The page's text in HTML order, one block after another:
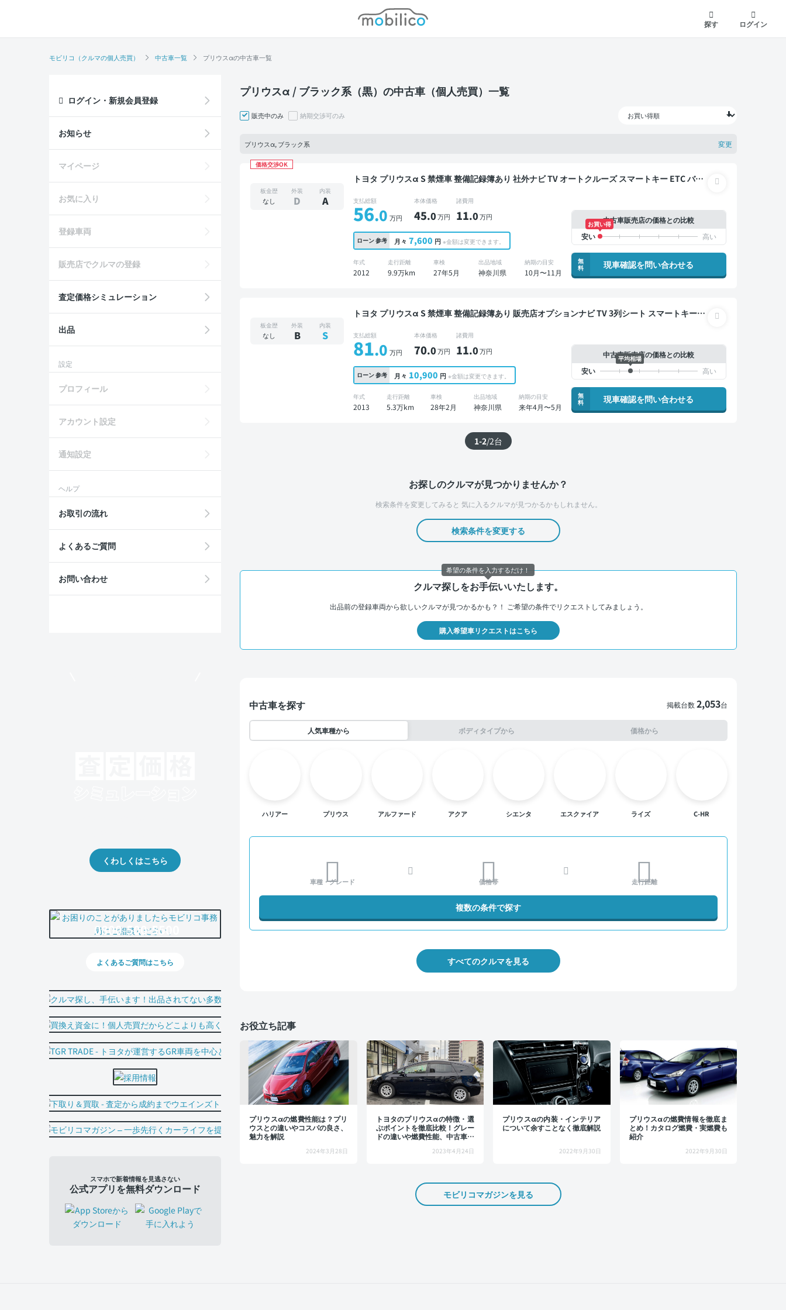
モビリコ
探す
ログイン
モビリコ（クルマの個人売買） 中古車一覧 プリウスαの中古車一覧
プリウスα / ブラック系（黒）の中古車（個人売買）一覧
販売中のみ 納期交渉可のみ
プリウスα, ブラック系 変更
価格交渉OK
トヨタ プリウスα S 禁煙車 整備記録簿あり 社外ナビ TV オートクルーズ スマートキー ETC バッ
板金歴
なし
外装
D
内装
A 支払総額
56.0 万円
本体価格
45.0万円
諸費用
11.0万円
ローン参考 月々 7,600 円 ※金額は変更できます。
年式
2012
走行距離
9.9万km
車検
27年5月
出品地域
神奈川県
納期の目安
10月〜11月
中古車販売店の価格との比較
お買い得
無
料
現車確認を問い合わせる
トヨタ プリウスα S 禁煙車 整備記録簿あり 販売店オプションナビ TV 3列シート スマートキー
板金歴
なし
外装
B
内装
S 支払総額
81.0 万円
本体価格
70.0万円
諸費用
11.0万円
ローン参考 月々 10,900 円 ※金額は変更できます。
年式
2013
走行距離
5.3万km
車検
28年2月
出品地域
神奈川県
納期の目安
来年4月〜5月
中古車販売店の価格との比較
平均相場
無
料
現車確認を問い合わせる
1-2/2台
お探しのクルマが見つかりませんか？
検索条件を変更してみると 気に入るクルマが見つかるかもしれません。
検索条件を変更する
クルマ探しをお手伝いいたします。
出品前の登録車両から欲しいクルマが見つかるかも？！ ご希望の条件でリクエストしてみましょう。
購入希望車リクエストはこちら
中古車を探す 掲載台数2,053台
人気車種から ボディタイプから 価格から
ハリアー プリウス アルファード アクア シエンタ エスクァイア ライズ C-HR
車種・グレード 価格帯 走行距離
複数の条件で探す
すべてのクルマを見る
お役立ち記事
プリウスαの燃費性能は？プリ
ウスとの違いやコスパの良さ、
魅力を解説
2024年3月28日
トヨタのプリウスαの特徴・選
ぶポイントを徹底比較！グレー
ドの違いや燃費性能、中古車価
2023年4月24日
プリウスαの内装・インテリア
について余すことなく徹底解説
2022年9月30日
プリウスαの燃費情報を徹底ま
とめ！カタログ燃費・実燃費も
紹介
2022年9月30日
モビリコマガジンを見る
ログイン・新規会員登録
お知らせ
マイページ
お気に入り
登録車両
販売店でクルマの登録
査定価格シミュレーション
出品
設定
プロフィール
アカウント設定
通知設定
ヘルプ
お取引の流れ
よくあるご質問
お問い合わせ
くわしくはこちら
0800-500-5500
よくあるご質問はこちら
スマホで新着情報を見逃さない
公式アプリを無料ダウンロード
希望の条件を入力するだけ！